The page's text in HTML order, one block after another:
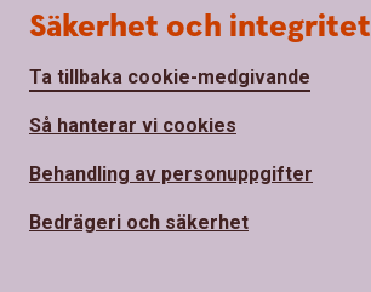
Säkerhet och integritet
Ta tillbaka cookie-medgivande
Så hanterar vi cookies
Behandling av personuppgifter
Bedrägeri och säkerhet